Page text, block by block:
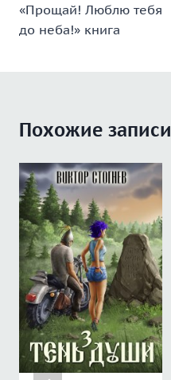
по
записям
«Прощай! Люблю тебя
до неба!» книга
Похожие записи